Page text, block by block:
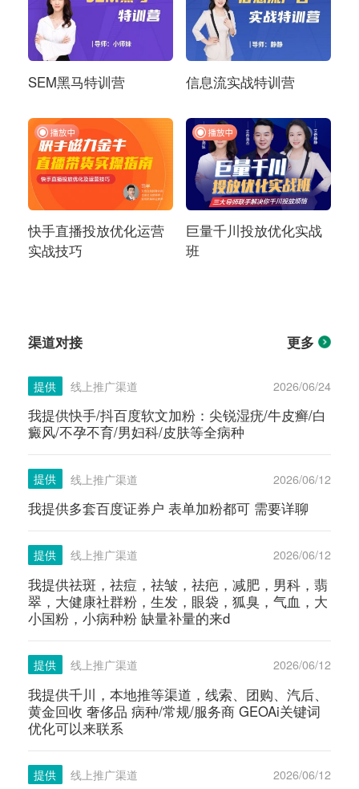
SEM黑马特训营 信息流实战特训营
快手直播投放优化运营
实战技巧
巨量千川投放优化实战
班
渠道对接 更多
提供 线上推广渠道 2026/06/24
我提供快手/抖百度软文加粉：尖锐湿疣/牛皮癣/白
癜风/不孕不育/男妇科/皮肤等全病种
提供 线上推广渠道 2026/06/12
我提供多套百度证券户 表单加粉都可 需要详聊
提供 线上推广渠道 2026/06/12
我提供祛斑，祛痘，祛皱，祛疤，减肥，男科，翡
翠，大健康社群粉，生发，眼袋，狐臭，气血，大
小国粉，小病种粉 缺量补量的来d
提供 线上推广渠道 2026/06/12
我提供千川，本地推等渠道，线索、团购、汽后、
黄金回收 奢侈品 病种/常规/服务商 GEOAi关键词
优化可以来联系
提供 线上推广渠道 2026/06/12